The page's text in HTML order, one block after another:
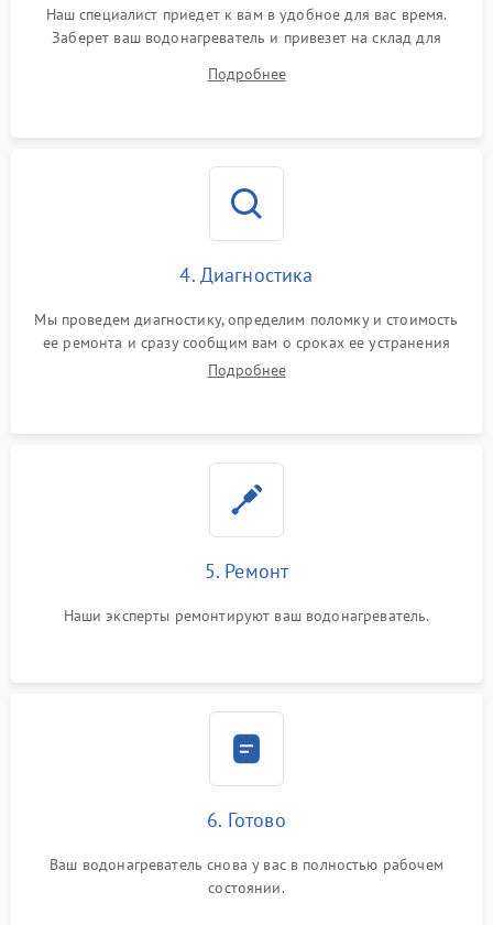
Наш специалист приедет к вам в удобное для вас время.
Заберет ваш водонагреватель и привезет на склад для
Подробнее
4. Диагностика
Мы проведем диагностику, определим поломку и стоимость
ее ремонта и сразу сообщим вам о сроках ее устранения
Подробнее
5. Ремонт
Наши эксперты ремонтируют ваш водонагреватель.
6. Готово
Ваш водонагреватель снова у вас в полностью рабочем
состоянии.